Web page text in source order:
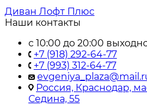
Диван Лофт Плюс
Наши контакты
с 10:00 до 20:00
+7 (918) 292-64-77
+7 (993) 312-64-77
Россия, Краснодар,
Седина, 55